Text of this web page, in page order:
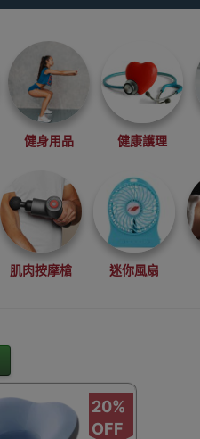
健身用品 健康護理
肌肉按摩槍 迷你風扇
眼部美容護理20%
OFF